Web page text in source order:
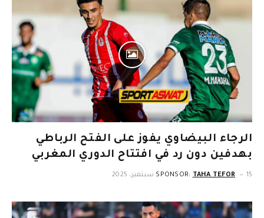
الرجاء البيضاوي يفوز على الفتح الرباطي
بهدفين دون رد في افتتاح الدوري المغربي
SPONSOR: TAHA TEFOR 15 سبتمبر، 2025